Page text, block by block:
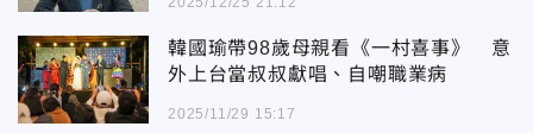
韓國瑜帶98歲母親看《一村喜事》 意
外上台當叔叔獻唱、自嘲職業病
2025/11/29 15:17